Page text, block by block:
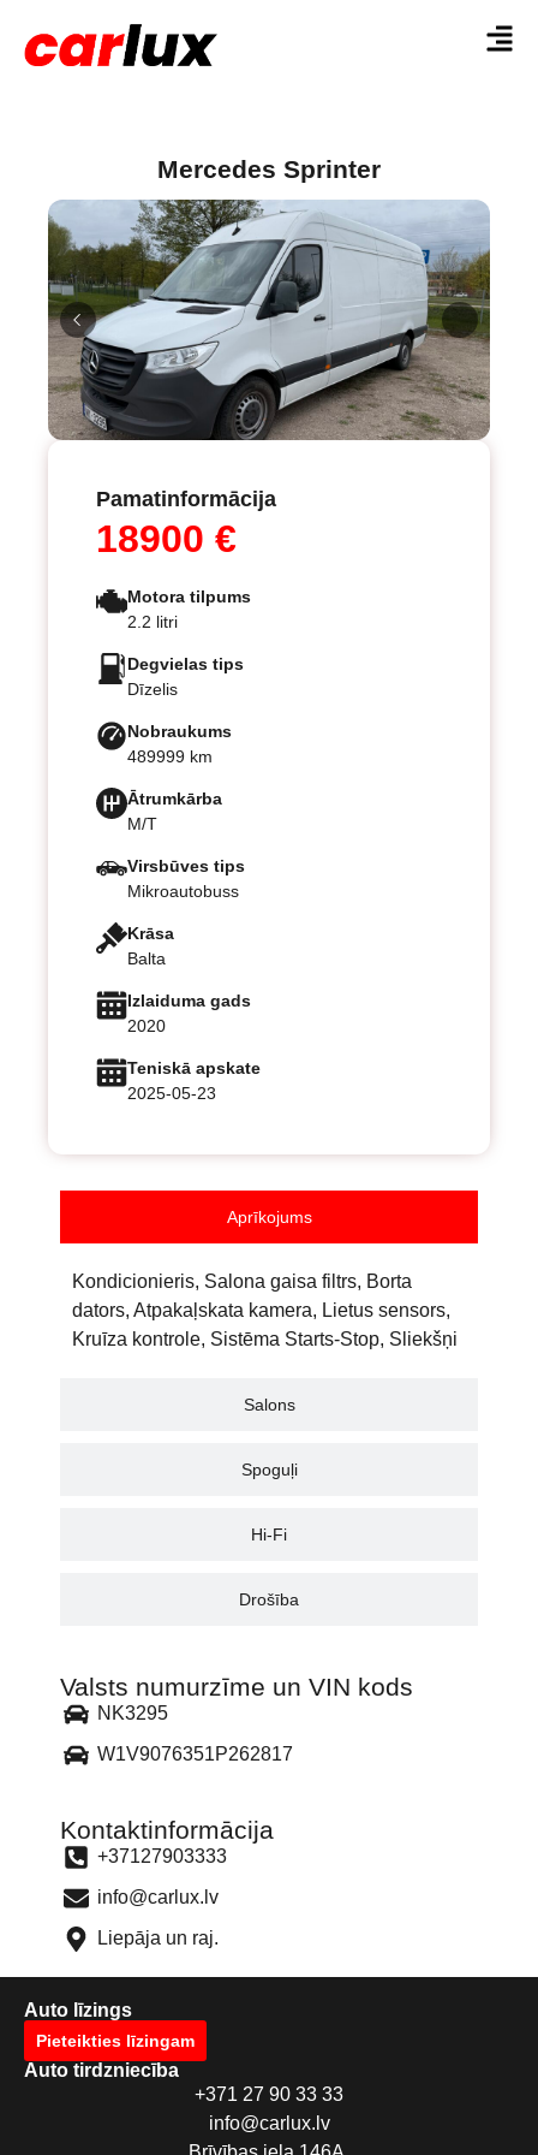
Mercedes Sprinter
Pamatinformācija
18900 €
Motora tilpums
2.2 litri
Degvielas tips
Dīzelis
Nobraukums
489999 km
Ātrumkārba
M/T
Virsbūves tips
Mikroautobuss
Krāsa
Balta
Izlaiduma gads
2020
Teniskā apskate
2025-05-23
Aprīkojums
Salons
Spoguļi
Hi-Fi
Drošība
Kondicionieris, Salona gaisa filtrs, Borta
dators, Atpakaļskata kamera, Lietus sensors,
Kruīza kontrole, Sistēma Starts-Stop, Sliekšņi
Valsts numurzīme un VIN kods
NK3295
W1V9076351P262817
Kontaktinformācija
+37127903333
info@carlux.lv
Liepāja un raj.
Auto līzings
Pieteikties līzingam
Auto tirdzniecība
+371 27 90 33 33
info@carlux.lv